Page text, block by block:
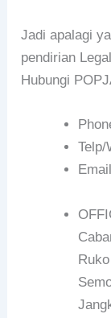
Jadi apalagi
pendirian
Hubungi
Telp/